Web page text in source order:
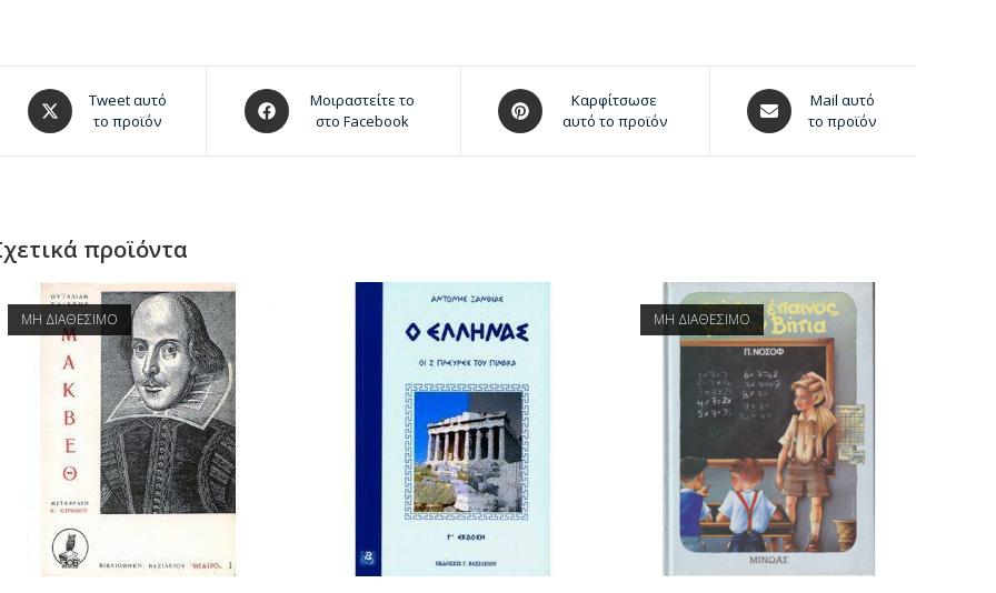
Tweet αυτό
το προϊόν
Μοιραστείτε το
στο Facebook
Καρφίτσωσε
αυτό το προϊόν
Mail αυτό
το προϊόν
προϊόντα
ΜΗ ΔΙΑΘΕΣΙΜΟ ΜΗ ΔΙΑΘΕΣΙΜΟ